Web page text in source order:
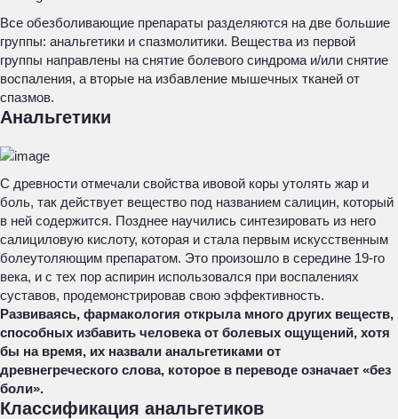
Все обезболивающие препараты разделяются на две большие
группы: анальгетики и спазмолитики. Вещества из первой
группы направлены на снятие болевого синдрома и/или снятие
воспаления, а вторые на избавление мышечных тканей от
спазмов.
Анальгетики
С древности отмечали свойства ивовой коры утолять жар и
боль, так действует вещество под названием салицин, который
в ней содержится. Позднее научились синтезировать из него
салициловую кислоту, которая и стала первым искусственным
болеутоляющим препаратом. Это произошло в середине 19-го
века, и с тех пор аспирин использовался при воспалениях
суставов, продемонстрировав свою эффективность.
Развиваясь, фармакология открыла много других веществ,
способных избавить человека от болевых ощущений, хотя
бы на время, их назвали анальгетиками от
древнегреческого слова, которое в переводе означает «без
боли».
Классификация анальгетиков